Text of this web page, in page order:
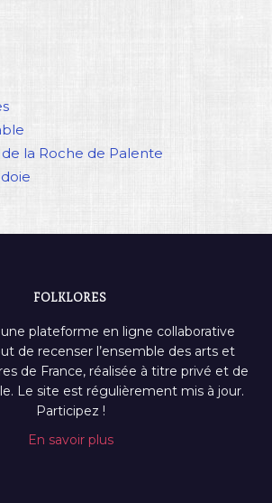
la Roche de Palente
FOLKLORES
plateforme en ligne collaborative
de recenser l’ensemble des arts et
de France, réalisée à titre privé et de
Le site est régulièrement mis à jour.
Participez !
En savoir plus